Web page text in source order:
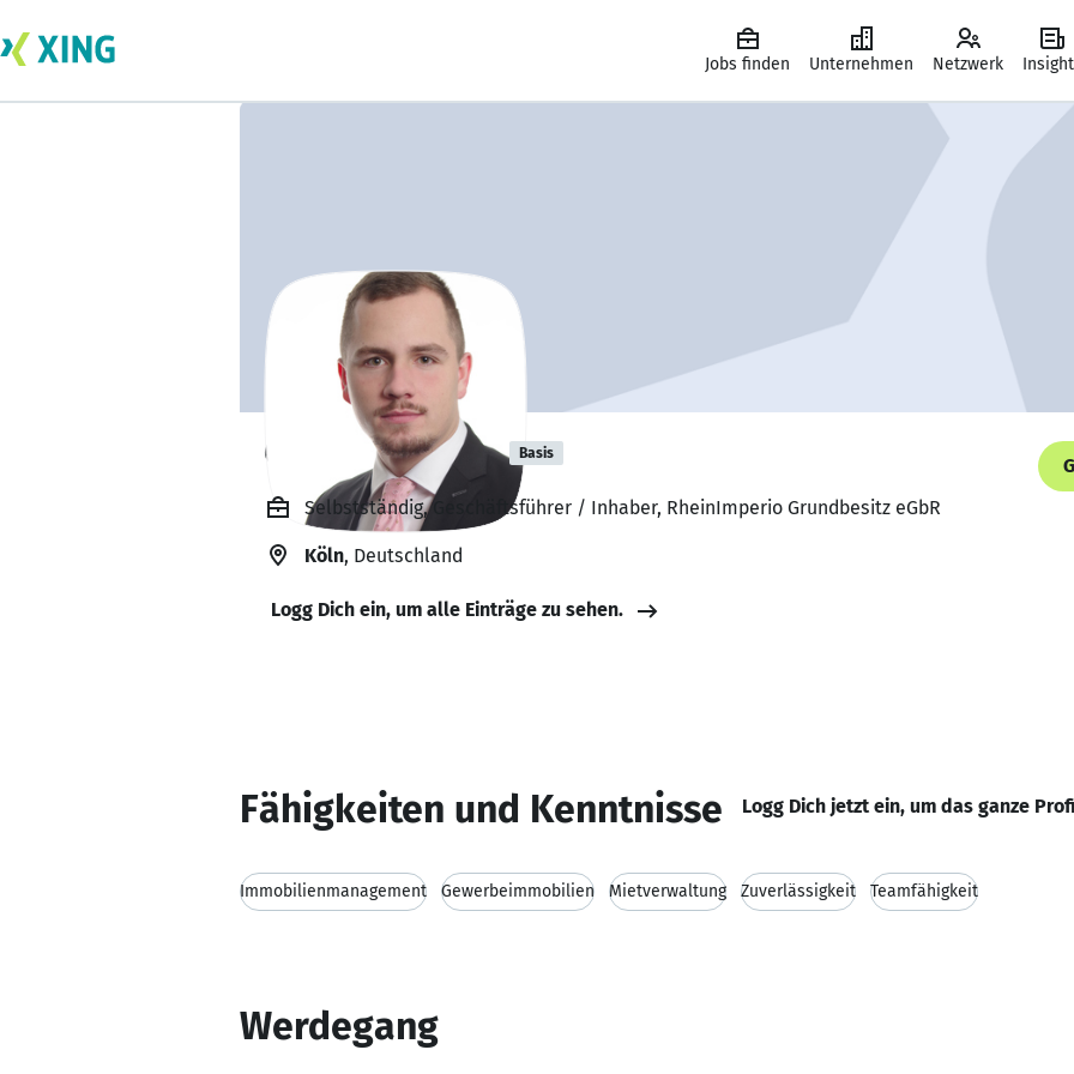
Jobs finden Unternehmen Netzwerk
Constantin Brill Basis
Selbstständig, Geschäftsführer / Inhaber, RheinImperio Grundbesitz eGbR
Köln, Deutschland
Logg Dich ein, um alle Einträge zu sehen.
Fähigkeiten und Kenntnisse Logg Dich jetzt ein, um das ganze
Immobilienmanagement Gewerbeimmobilien Mietverwaltung Zuverlässigkeit Teamfähigkeit
Werdegang